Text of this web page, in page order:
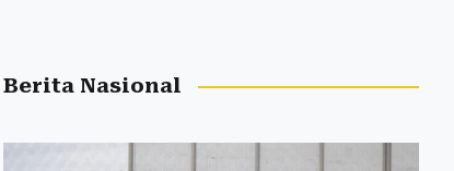
Berita Nasional